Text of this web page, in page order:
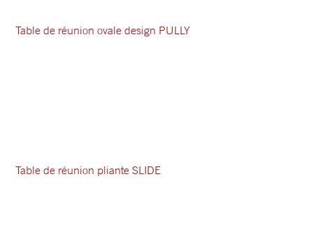
Table de réunion ovale design PULLY
Table de réunion pliante SLIDE